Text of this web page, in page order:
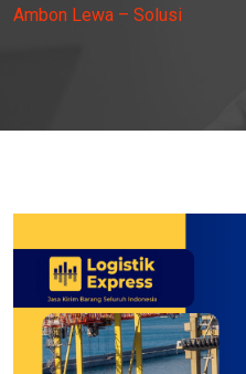
Ambon Lewa – Solusi